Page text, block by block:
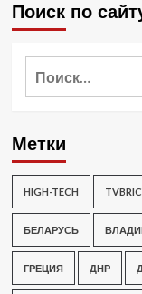
Поиск по
Метки
HIGH-TECH
БЕЛАРУСЬ
ГРЕЦИЯ ДНР